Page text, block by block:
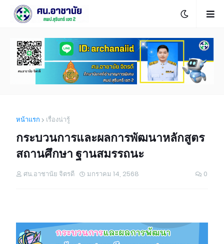
หน้าแรก เรื่องน่ารู้
กระบวนการและผลการพัฒนาหลักสูตร
สถานศึกษา ฐานสมรรถนะ
ศน.อาชานัย จิตรดี มกราคม 14, 2568 0